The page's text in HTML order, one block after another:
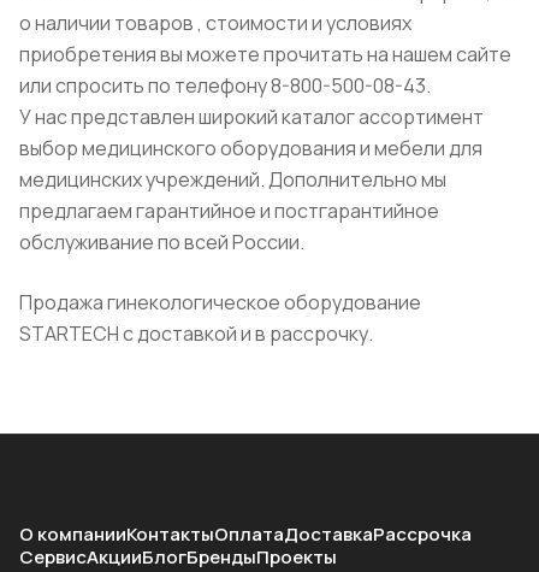
о наличии товаров , стоимости и условиях
приобретения вы можете прочитать на нашем сайте
или спросить по телефону 8-800-500-08-43.
У нас представлен широкий каталог ассортимент
выбор медицинского оборудования и мебели для
медицинских учреждений. Дополнительно мы
предлагаем гарантийное и постгарантийное
обслуживание по всей России.
Продажа гинекологическое оборудование
STARTECH с доставкой и в рассрочку.
О компанииКонтактыОплатаДоставкаРассрочка
СервисАкцииБлогБрендыПроекты